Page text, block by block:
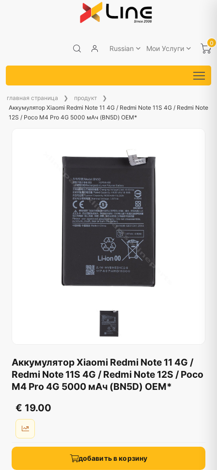
Russian Мои Услуги
0
главная страница
продукт
Аккумулятор Xiaomi Redmi Note 11 4G / Redmi Note 11S 4G / Redmi Note
12S / Poco M4 Pro 4G 5000 мАч (BN5D) OEM*
Аккумулятор Xiaomi Redmi Note 11 4G /
Redmi Note 11S 4G / Redmi Note 12S / Poco
M4 Pro 4G 5000 мАч (BN5D) OEM*
€ 19.00
добавить в корзину